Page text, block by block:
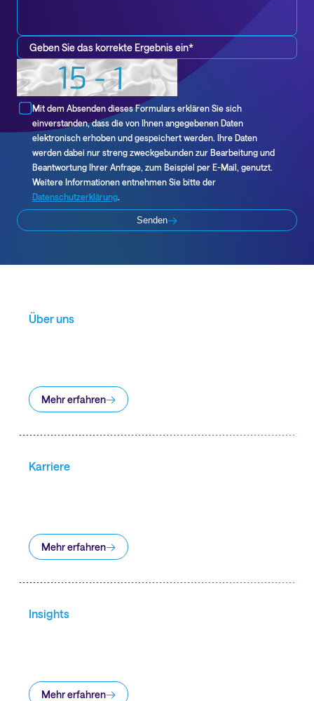
Datenschutzbestimmungen
*
Mit dem Absenden dieses Formulars erklären Sie sich
einverstanden, dass die von Ihnen angegebenen Daten
elektronisch erhoben und gespeichert werden. Ihre Daten
werden dabei nur streng zweckgebunden zur Bearbeitung und
Beantwortung Ihrer Anfrage, zum Beispiel per E-Mail, genutzt.
Weitere Informationen entnehmen Sie bitte der
Datenschutzerklärung.
Senden
Über uns
Mehr erfahren
Karriere
Mehr erfahren
Insights
Mehr erfahren